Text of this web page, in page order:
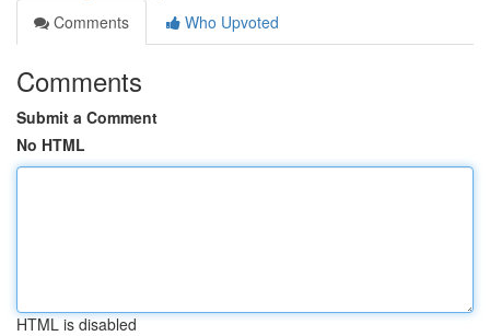
Comments
Who Upvoted
Comments
Submit a Comment
No HTML
HTML is disabled